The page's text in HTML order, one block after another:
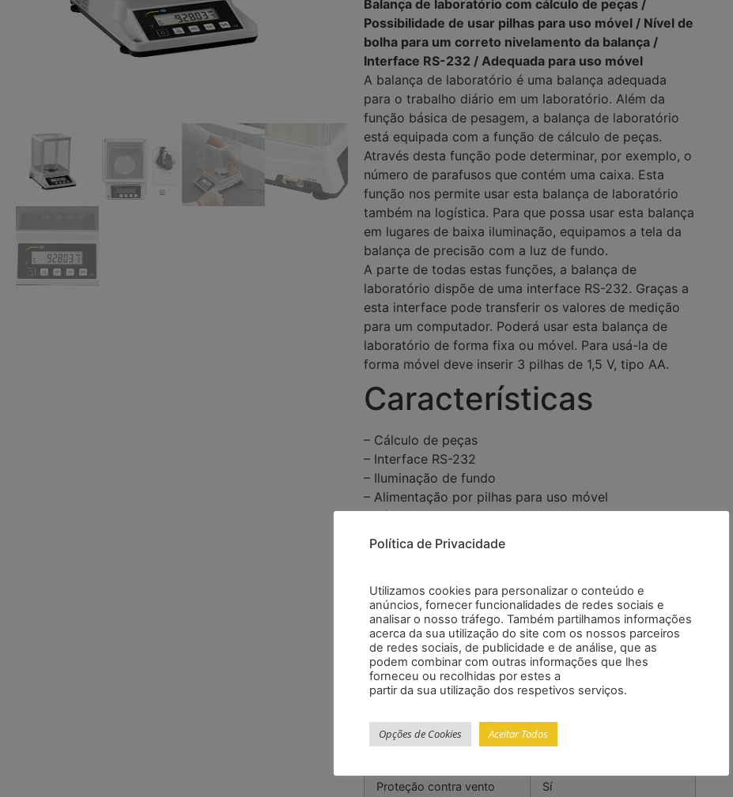
Balança de laboratório com cálculo de peças /
Possibilidade de usar pilhas para uso móvel / Nível de
bolha para um correto nivelamento da balança /
Interface RS-232 / Adequada para uso móvel
A balança de laboratório é uma balança adequada
para o trabalho diário em um laboratório. Além da
função básica de pesagem, a balança de laboratório
está equipada com a função de cálculo de peças.
Através desta função pode determinar, por exemplo, o
número de parafusos que contém uma caixa. Esta
função nos permite usar esta balança de laboratório
também na logística. Para que possa usar esta balança
em lugares de baixa iluminação, equipamos a tela da
balança de precisão com a luz de fundo.
A parte de todas estas funções, a balança de
laboratório dispõe de uma interface RS-232. Graças a
esta interface pode transferir os valores de medição
para um computador. Poderá usar esta balança de
laboratório de forma fixa ou móvel. Para usá-la de
forma móvel deve inserir 3 pilhas de 1,5 V, tipo AA.
Características
– Cálculo de peças
– Interface RS-232
– Iluminação de fundo
– Alimentação por pilhas para uso móvel
– Nível de bolha para um correto nivelamento
– Alta precisão
Faixa 0 … 310 g
Resolução 0,001 g
Linearidade ± 0,003 g
Proteção contra vento Sí
Política de Privacidade
Utilizamos cookies para personalizar o conteúdo e
anúncios, fornecer funcionalidades de redes sociais e
analisar o nosso tráfego. Também partilhamos informações
acerca da sua utilização do site com os nossos parceiros
de redes sociais, de publicidade e de análise, que as
podem combinar com outras informações que lhes
forneceu ou recolhidas por estes a
partir da sua utilização dos respetivos serviços.
Opções de Cookies Aceitar Todos